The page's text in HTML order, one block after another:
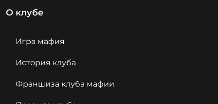
О клубе
Игра мафия
История клуба
Франшиза клуба мафии